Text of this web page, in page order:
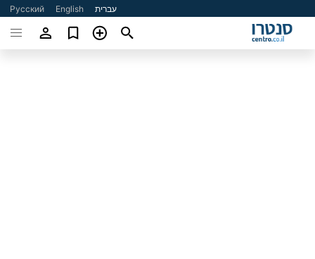
עברית English
Русский